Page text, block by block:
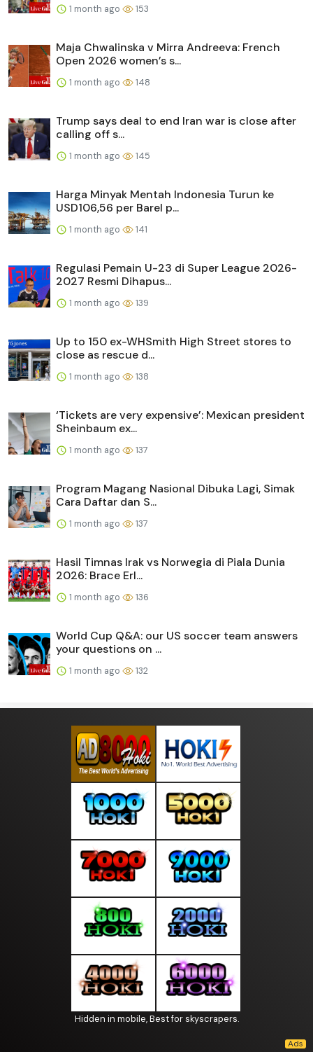
1 month ago 153
Maja Chwalinska v Mirra Andreeva: French
Open 2026 women’s s...
1 month ago 148
Trump says deal to end Iran war is close after
calling off s...
1 month ago 145
Harga Minyak Mentah Indonesia Turun ke
USD106,56 per Barel p...
1 month ago 141
Regulasi Pemain U-23 di Super League 2026-
2027 Resmi Dihapus...
1 month ago 139
Up to 150 ex-WHSmith High Street stores to
close as rescue d...
1 month ago 138
‘Tickets are very expensive’: Mexican president
Sheinbaum ex...
1 month ago 137
Program Magang Nasional Dibuka Lagi, Simak
Cara Daftar dan S...
1 month ago 137
Hasil Timnas Irak vs Norwegia di Piala Dunia
2026: Brace Erl...
1 month ago 136
World Cup Q&A: our US soccer team answers
your questions on ...
1 month ago 132
Hidden in mobile, Best for skyscrapers.